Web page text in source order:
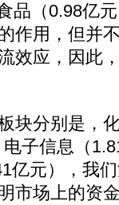
品（0.98亿
作用，但并
效应，因此
分别是，
子信息（
亿元），我
市场上的资